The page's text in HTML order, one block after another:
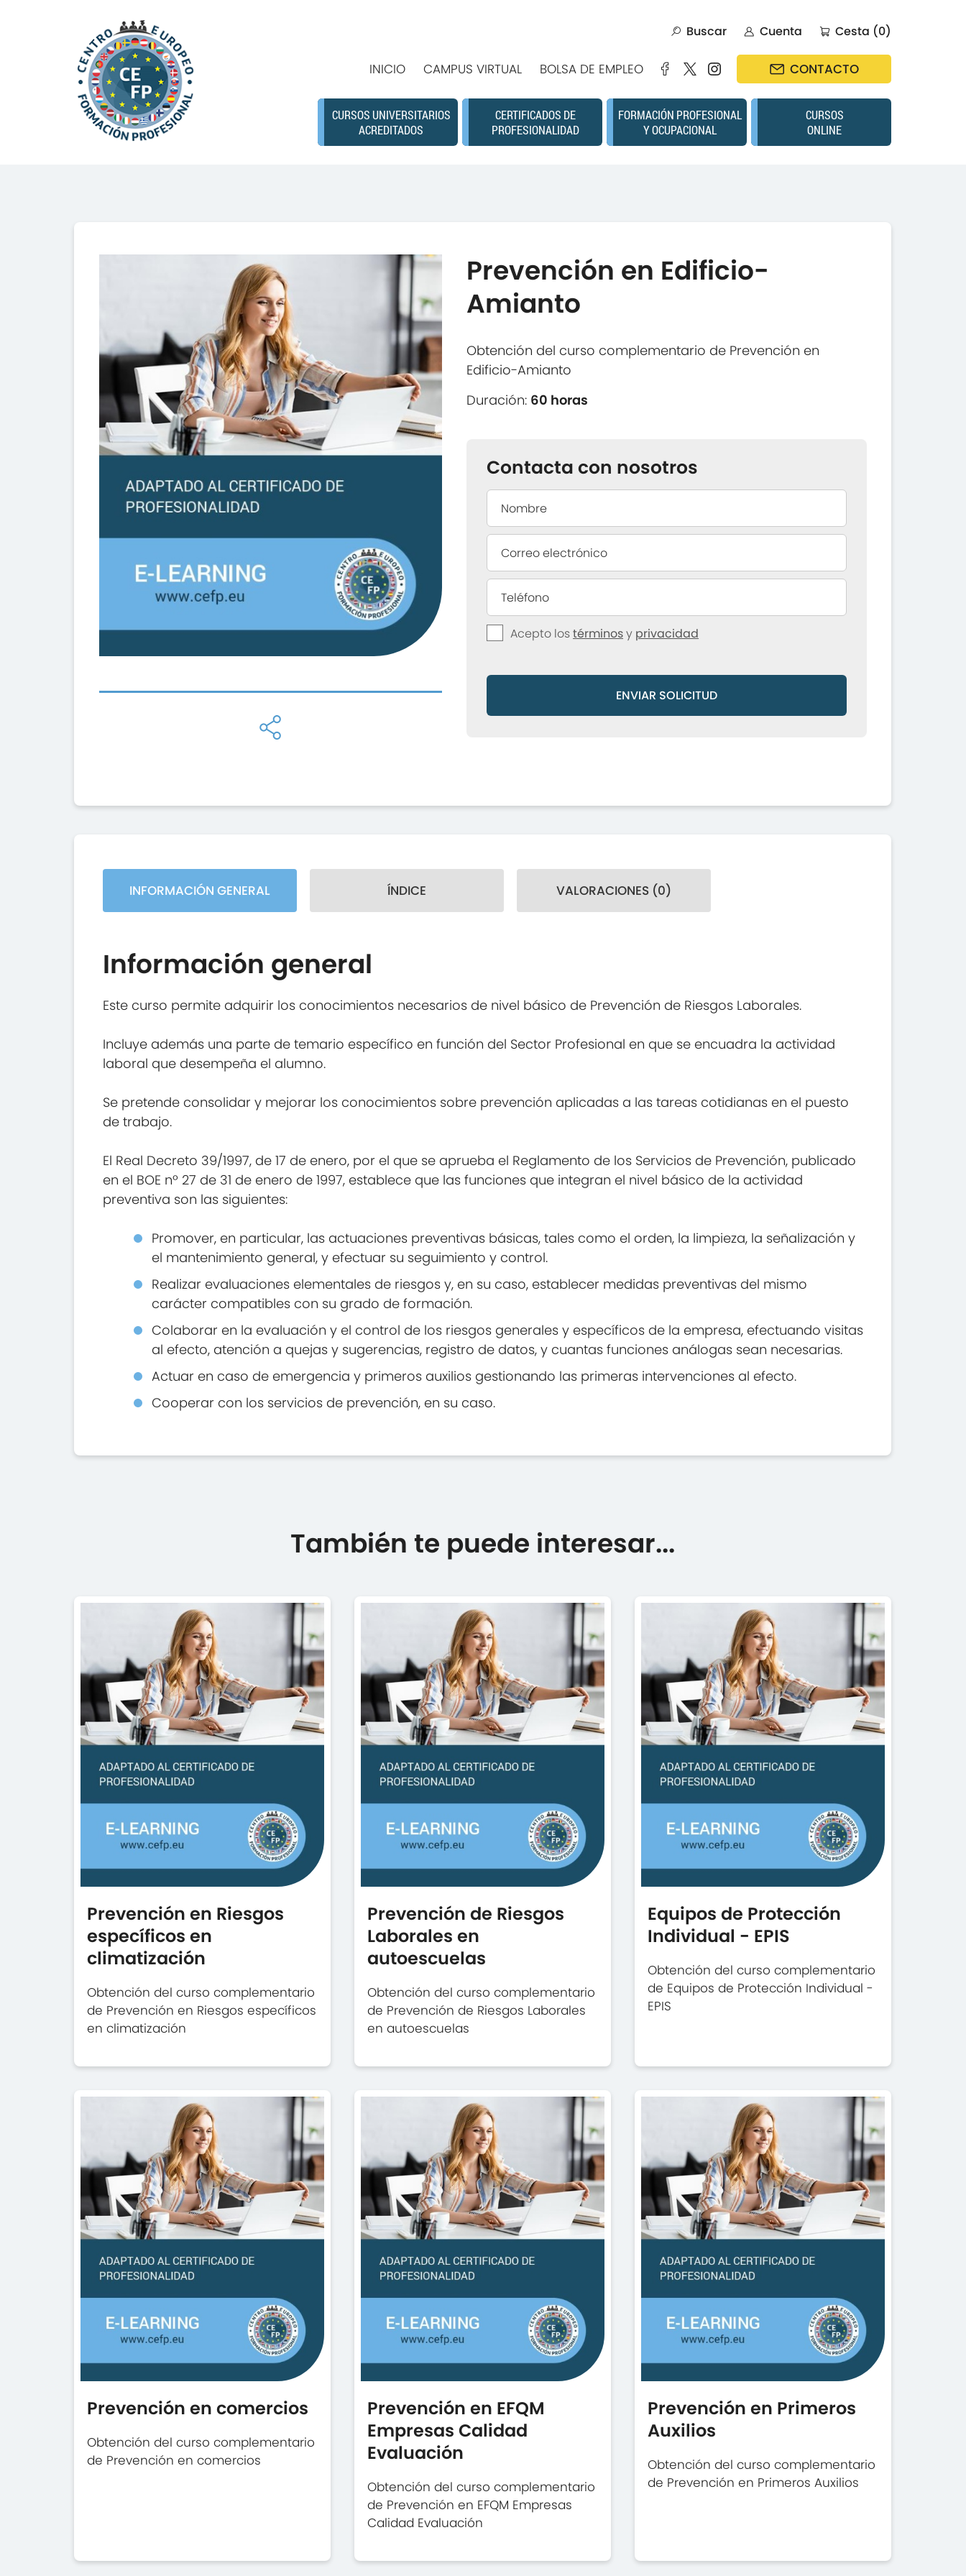
Buscar Cuenta Cesta (0)
INICIO CAMPUS VIRTUAL BOLSA DE EMPLEO CONTACTO
CURSOS UNIVERSITARIOS
ACREDITADOS
CERTIFICADOS DE
PROFESIONALIDAD
FORMACIÓN PROFESIONAL
Y OCUPACIONAL
CURSOS
ONLINE
Prevención en Edificio-
Amianto
Obtención del curso complementario de Prevención en
Edificio-Amianto
Duración: 60 horas
Contacta con nosotros
Acepto lostérminosy privacidad
ENVIAR SOLICITUD
INFORMACIÓN GENERAL ÍNDICE VALORACIONES (0)
Información general
Este curso permite adquirir los conocimientos necesarios de nivel básico de Prevención de Riesgos Laborales.
Incluye además una parte de temario específico en función del Sector Profesional en que se encuadra la actividad
laboral que desempeña el alumno.
Se pretende consolidar y mejorar los conocimientos sobre prevención aplicadas a las tareas cotidianas en el puesto
de trabajo.
El Real Decreto 39/1997, de 17 de enero, por el que se aprueba el Reglamento de los Servicios de Prevención, publicado
en el BOE nº 27 de 31 de enero de 1997, establece que las funciones que integran el nivel básico de la actividad
preventiva son las siguientes:
Promover, en particular, las actuaciones preventivas básicas, tales como el orden, la limpieza, la señalización y
el mantenimiento general, y efectuar su seguimiento y control.
Realizar evaluaciones elementales de riesgos y, en su caso, establecer medidas preventivas del mismo
carácter compatibles con su grado de formación.
Colaborar en la evaluación y el control de los riesgos generales y específicos de la empresa, efectuando visitas
al efecto, atención a quejas y sugerencias, registro de datos, y cuantas funciones análogas sean necesarias.
Actuar en caso de emergencia y primeros auxilios gestionando las primeras intervenciones al efecto.
Cooperar con los servicios de prevención, en su caso.
También te puede interesar...
Prevención en Riesgos
específicos en
climatización
Obtención del curso complementario
de Prevención en Riesgos específicos
en climatización
Prevención de Riesgos
Laborales en
autoescuelas
Obtención del curso complementario
de Prevención de Riesgos Laborales
en autoescuelas
Equipos de Protección
Individual - EPIS
Obtención del curso complementario
de Equipos de Protección Individual -
EPIS
Prevención en comercios
Obtención del curso complementario
de Prevención en comercios
Prevención en EFQM
Empresas Calidad
Evaluación
Obtención del curso complementario
de Prevención en EFQM Empresas
Calidad Evaluación
Prevención en Primeros
Auxilios
Obtención del curso complementario
de Prevención en Primeros Auxilios